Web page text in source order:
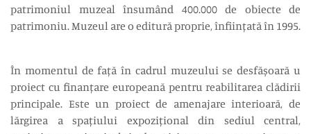
patrimoniul muzeal însumând 400.000 de obiecte de
patrimoniu. Muzeul are o editură proprie, înființată în 1995.
În momentul de față în cadrul muzeului se desfășoară u
proiect cu finanțare europeană pentru reabilitarea clădirii
principale. Este un proiect de amenajare interioară, de
lărgirea a spațiului expozițional din sediul central,